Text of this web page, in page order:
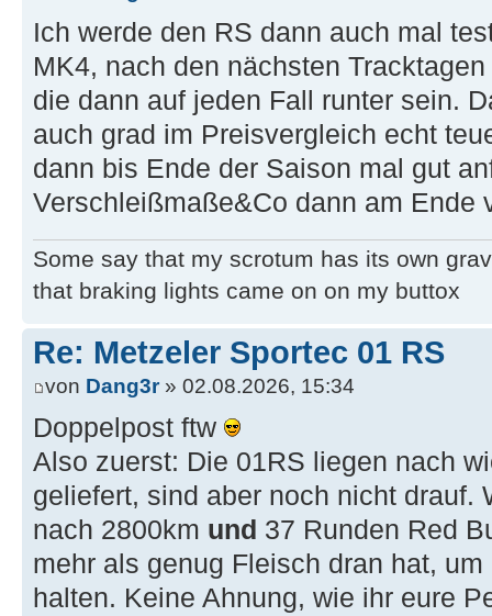
Ich werde den RS dann auch mal
MK4, nach den nächsten
die dann auf jeden Fall runter sein.
auch grad im Preisvergleich echt
dann bis Ende der Saison mal gut
Verschleißmaße&Co dann am Ende
Some say that my scrotum has its own
that braking lights came on on my buttox
Re: Metzeler Sportec 01 RS
von Dang3r» 02.08.2026, 15:34
Doppelpost ftw
Also zuerst: Die 01RS liegen nach
geliefert, sind aber noch nicht drauf.
nach 2800km und 37 Runden Red
mehr als genug Fleisch dran hat,
halten. Keine Ahnung, wie ihr eure